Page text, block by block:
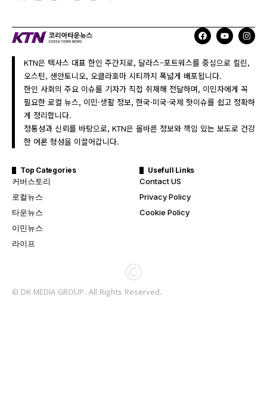
KTN은 텍사스 대표 한인 주간지로, 달라스–포트워스를 중심으로 킬린,
오스틴, 샌안토니오, 오클라호마 시티까지 폭넓게 배포됩니다.
한인 사회의 주요 이슈를 기자가 직접 취재해 전달하며, 이민자에게 꼭
필요한 로컬 뉴스, 이민·생활 정보, 한국·미국·국제 핫이슈를 쉽고 정확하
게 정리합니다.
정통성과 신뢰를 바탕으로, KTN은 올바른 정보와 책임 있는 보도로 건강
한 여론 형성을 이끌어갑니다.
Top Categories
커버스토리
로컬뉴스
타운뉴스
이민뉴스
라이프
Usefull Links
Contact US
Privacy Policy
Cookie Policy
© DK MEDIA GROUP. All Rights Reserved.